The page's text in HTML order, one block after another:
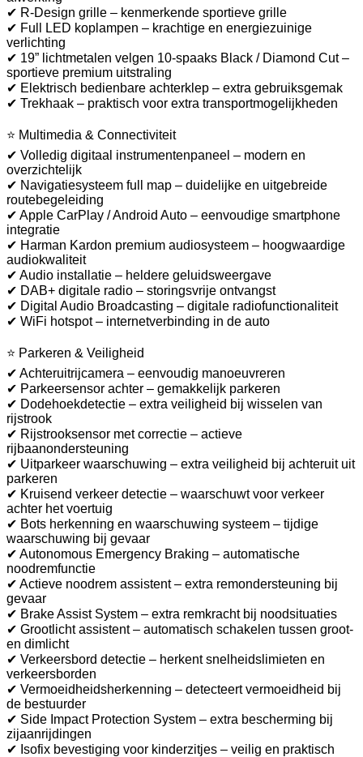
✔ R-Design grille – kenmerkende sportieve grille
✔ Full LED koplampen – krachtige en energiezuinige
verlichting
✔ 19” lichtmetalen velgen 10-spaaks Black / Diamond Cut –
sportieve premium uitstraling
✔ Elektrisch bedienbare achterklep – extra gebruiksgemak
✔ Trekhaak – praktisch voor extra transportmogelijkheden
⭐ Multimedia & Connectiviteit
✔ Volledig digitaal instrumentenpaneel – modern en
overzichtelijk
✔ Navigatiesysteem full map – duidelijke en uitgebreide
routebegeleiding
✔ Apple CarPlay / Android Auto – eenvoudige smartphone
integratie
✔ Harman Kardon premium audiosysteem – hoogwaardige
audiokwaliteit
✔ Audio installatie – heldere geluidsweergave
✔ DAB+ digitale radio – storingsvrije ontvangst
✔ Digital Audio Broadcasting – digitale radiofunctionaliteit
✔ WiFi hotspot – internetverbinding in de auto
⭐ Parkeren & Veiligheid
✔ Achteruitrijcamera – eenvoudig manoeuvreren
✔ Parkeersensor achter – gemakkelijk parkeren
✔ Dodehoekdetectie – extra veiligheid bij wisselen van
rijstrook
✔ Rijstrooksensor met correctie – actieve
rijbaanondersteuning
✔ Uitparkeer waarschuwing – extra veiligheid bij achteruit uit
parkeren
✔ Kruisend verkeer detectie – waarschuwt voor verkeer
achter het voertuig
✔ Bots herkenning en waarschuwing systeem – tijdige
waarschuwing bij gevaar
✔ Autonomous Emergency Braking – automatische
noodremfunctie
✔ Actieve noodrem assistent – extra remondersteuning bij
gevaar
✔ Brake Assist System – extra remkracht bij noodsituaties
✔ Grootlicht assistent – automatisch schakelen tussen groot-
en dimlicht
✔ Verkeersbord detectie – herkent snelheidslimieten en
verkeersborden
✔ Vermoeidheidsherkenning – detecteert vermoeidheid bij
de bestuurder
✔ Side Impact Protection System – extra bescherming bij
zijaanrijdingen
✔ Isofix bevestiging voor kinderzitjes – veilig en praktisch